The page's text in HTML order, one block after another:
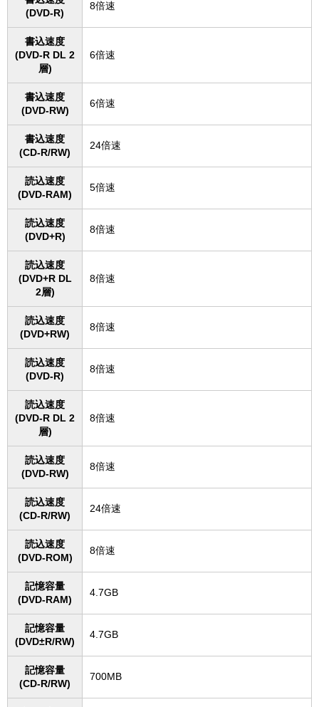
(DVD-R)
8倍速
書込速度
(DVD-R DL 2
層)
6倍速
書込速度
(DVD-RW)
6倍速
書込速度
(CD-R/RW)
24倍速
読込速度
(DVD-RAM)
5倍速
読込速度
(DVD+R)
8倍速
読込速度
(DVD+R DL
2層)
8倍速
読込速度
(DVD+RW)
8倍速
読込速度
(DVD-R)
8倍速
読込速度
(DVD-R DL 2
層)
8倍速
読込速度
(DVD-RW)
8倍速
読込速度
(CD-R/RW)
24倍速
読込速度
(DVD-ROM)
8倍速
記憶容量
(DVD-RAM)
4.7GB
記憶容量
(DVD±R/RW)
4.7GB
記憶容量
(CD-R/RW)
700MB